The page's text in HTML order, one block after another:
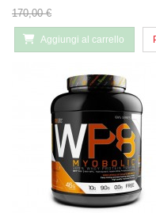
170,00 €
Aggiungi al carrello